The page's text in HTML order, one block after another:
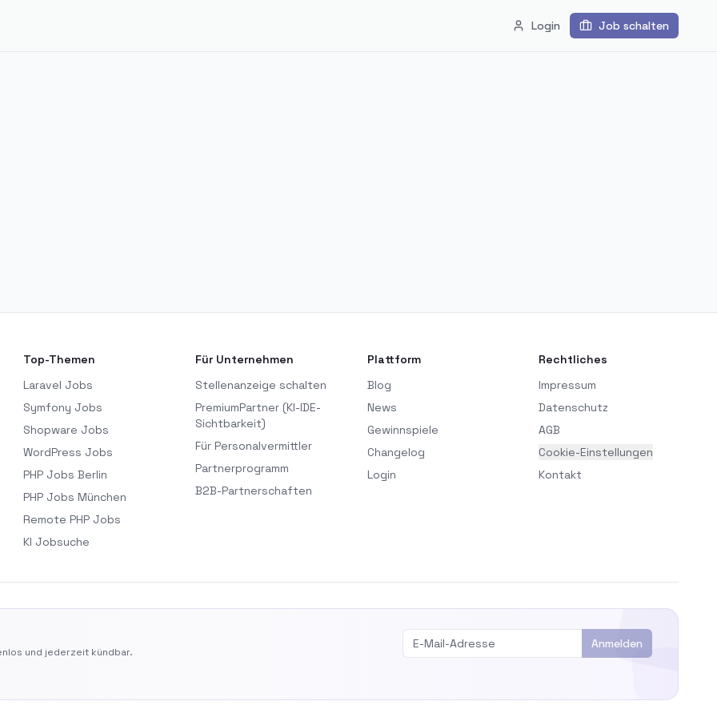
Login Job schalten
Top-Themen
Laravel Jobs
Symfony Jobs
Shopware Jobs
WordPress Jobs
PHP Jobs Berlin
PHP Jobs München
Remote PHP Jobs
KI Jobsuche
Für Unternehmen
Stellenanzeige schalten
PremiumPartner (KI-IDE-
Sichtbarkeit)
Für Personalvermittler
Partnerprogramm
B2B-Partnerschaften
Plattform
Blog
News
Gewinnspiele
Changelog
Login
Rechtliches
Impressum
Datenschutz
AGB
Cookie-Einstellungen
Kontakt
und jederzeit kündbar.
Anmelden